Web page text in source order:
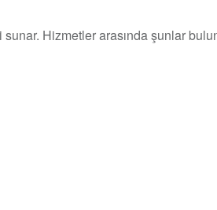
Hizmetler arasında şunlar